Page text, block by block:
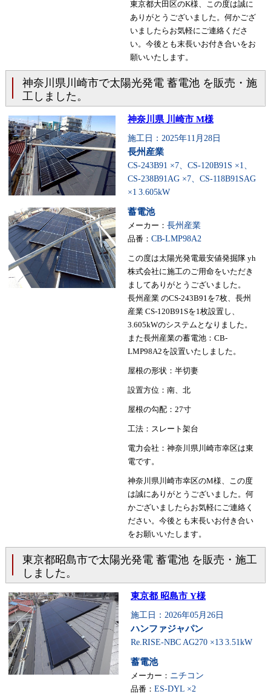
東京都大田区のK様、この度は誠に
ありがとうございました。何かござ
いましたらお気軽にご連絡くださ
い。今後とも末長いお付き合いをお
願いいたします。
神奈川県川崎市で太陽光発電 蓄電池 を販売・施
工しました。
神奈川県 川崎市 M様
施工日：2025年11月28日
長州産業
CS-243B91 ×7、CS-120B91S ×1、
CS-238B91AG ×7、CS-118B91SAG
×1 3.605kW
蓄電池
メーカー： 長州産業
品番： CB-LMP98A2
この度は太陽光発電最安値発掘隊 yh
株式会社に施工のご用命をいただき
ましてありがとうございました。
長州産業 のCS-243B91を7枚、長州
産業 CS-120B91Sを1枚設置し、
3.605kWのシステムとなりました。
また長州産業の蓄電池：CB-
LMP98A2を設置いたしました。
屋根の形状：半切妻
設置方位：南、北
屋根の勾配：27寸
工法：スレート架台
電力会社：神奈川県川崎市幸区は東
電です。
神奈川県川崎市幸区のM様、この度
は誠にありがとうございました。何
かございましたらお気軽にご連絡く
ださい。今後とも末長いお付き合い
をお願いいたします。
東京都昭島市で太陽光発電 蓄電池 を販売・施工
しました。
東京都 昭島市 Y様
施工日：2026年05月26日
ハンファジャパン
Re.RISE-NBC AG270 ×13 3.51kW
蓄電池
メーカー： ニチコン
品番： ES-DYL ×2